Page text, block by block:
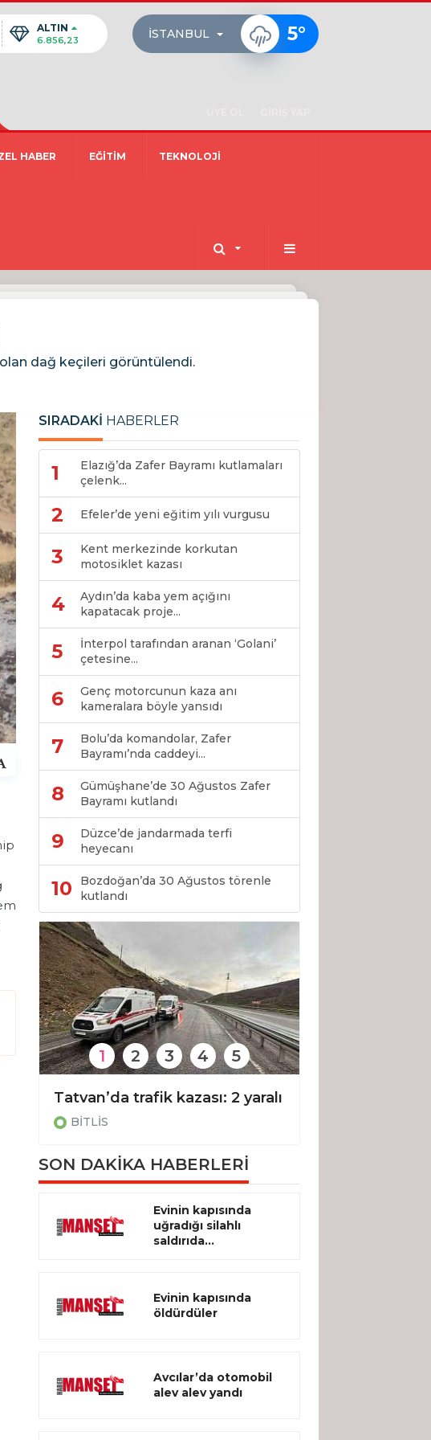
ALTIN
6.856,23 İSTANBUL 5°
HABER EĞİTİM TEKNOLOJİ
olan dağ keçileri görüntülendi.
SIRADAKİ HABERLER
1
Elazığ’da Zafer Bayramı kutlamaları
çelenk...
2 Efeler’de yeni eğitim yılı vurgusu
3
Kent merkezinde korkutan
motosiklet kazası
4
Aydın’da kaba yem açığını
kapatacak proje...
5
İnterpol tarafından aranan ‘Golani’
çetesine...
6
Genç motorcunun kaza anı
kameralara böyle yansıdı
7
Bolu’da komandolar, Zafer
Bayramı’nda caddeyi...
8
Gümüşhane’de 30 Ağustos Zafer
Bayramı kutlandı
9
Düzce’de jandarmada terfi
heyecanı
10
Bozdoğan’da 30 Ağustos törenle
kutlandı
Tatvan’da trafik kazası: 2 yaralı
BİTLİS
1 2 3 4 5
SON DAKİKA HABERLERİ
Evinin kapısında
uğradığı silahlı
saldırıda...
Evinin kapısında
öldürdüler
Avcılar’da otomobil
alev alev yandı